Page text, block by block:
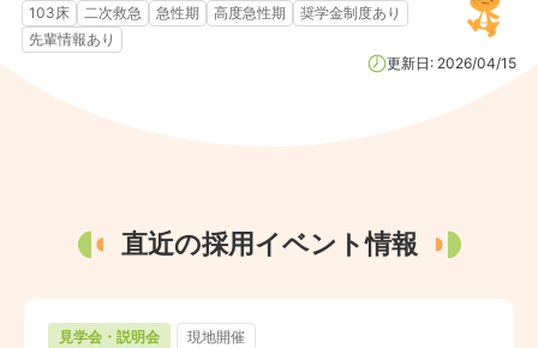
103床 二次救急 急性期 高度急性期
奨学金制度あり
先輩情報あり
更新日: 2026/04/15
直近の採用イベント情報
見学会・説明会 現地開催